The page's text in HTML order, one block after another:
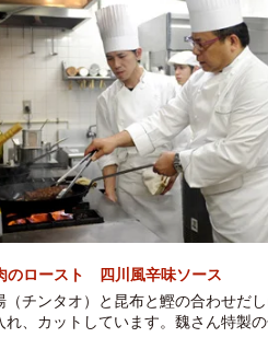
のロースト 四川風辛味ソース
（チンタオ）と昆布と鰹の合わせだ
れ、カットしています。魏さん特製